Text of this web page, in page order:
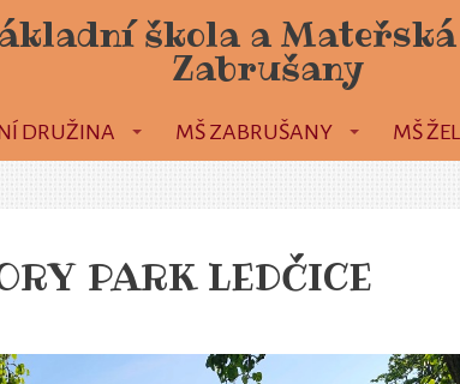
škola a
Zabrušany
DRUŽINA MŠ ZABRUŠANY MŠ
PARK LEDČICE